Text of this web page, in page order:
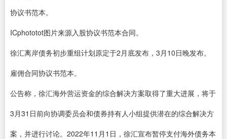
协议书范本。
ICphototot图片来源入股协议书范本合同。
徐汇离岸债务初步重组计划原定于2月底发布，3月10日晚发布。
雇佣合同协议书范本。
公告称，徐汇海外营运资金的综合解决方案取得了重大进展，将于
3月31日前向协调委员会和债券持有人小组提供潜在的综合解决方
案，并进行讨论。2022年11月1日，徐汇宣布暂停支付海外债务本